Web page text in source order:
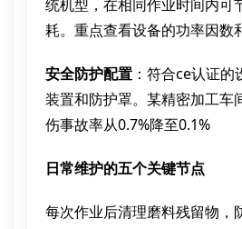
统机型，在相同作业时间内可
耗。重点查看设备的功率因数
安全防护配置 ：符合ce认证
装置和防护罩。某精密加工车
伤事故率从0.7%降至0.1%
日常维护的五个关键节点
每次作业后清理磨料残留物，